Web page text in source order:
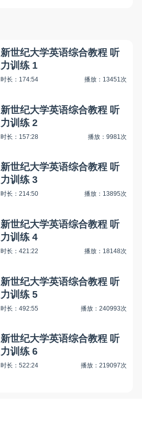
新世纪大学英语综合教程 听
力训练 1
时长：174:54 播放：13451次
新世纪大学英语综合教程 听
力训练 2
时长：157:28 播放：9981次
新世纪大学英语综合教程 听
力训练 3
时长：214:50 播放：13895次
新世纪大学英语综合教程 听
力训练 4
时长：421:22 播放：18148次
新世纪大学英语综合教程 听
力训练 5
时长：492:55 播放：240993次
新世纪大学英语综合教程 听
力训练 6
时长：522:24 播放：219097次